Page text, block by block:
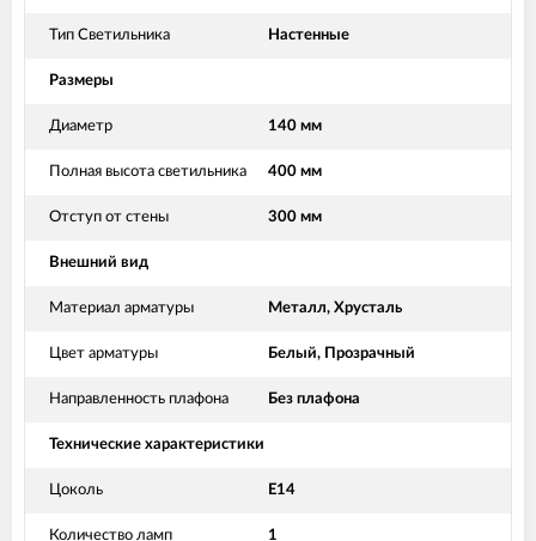
Тип Светильника Настенные
Размеры
Диаметр 140 мм
Полная высота светильника 400 мм
Отступ от стены 300 мм
Внешний вид
Материал арматуры Металл, Хрусталь
Цвет арматуры Белый, Прозрачный
Направленность плафона Без плафона
Технические характеристики
Цоколь Е14
Количество ламп 1